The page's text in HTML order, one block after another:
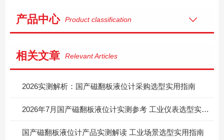
产品中心 Product classification
相关文章 Relevant Articles
2026实测解析：国产磁翻板液位计采购选型实用指南
2026年7月国产磁翻板液位计实测参考 工业仪表选型实用指南
国产磁翻板液位计产品实测解读 工业场景选型实用指南